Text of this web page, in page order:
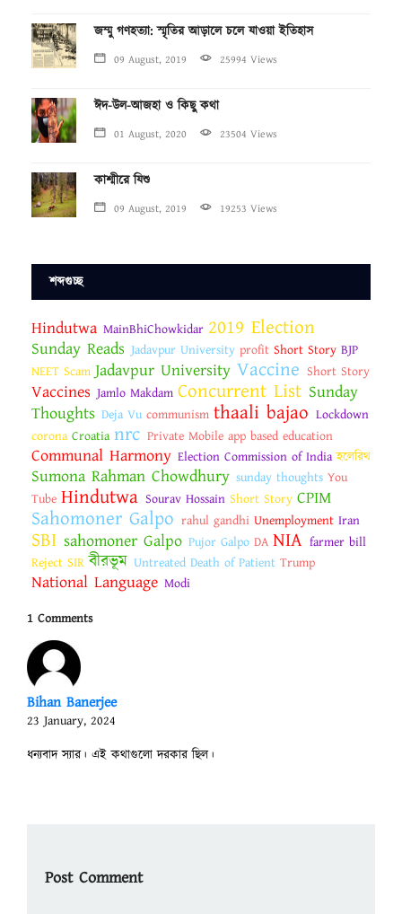
জম্মু গণহত্যা: স্মৃতির আড়ালে চলে যাওয়া ইতিহাস
09 August, 2019 25994 Views
ঈদ-উল-আজহা ও কিছু কথা
01 August, 2020 23504 Views
কাশ্মীরে যিশু
09 August, 2019 19253 Views
শব্দগুচ্ছ
Hindutwa MainBhiChowkidar 2019 Election
Sunday Reads Jadavpur University profit Short Story BJP
NEET Scam Jadavpur University Vaccine Short Story
Vaccines Jamlo Makdam Concurrent List Sunday
Thoughts Deja Vu communism thaali bajao Lockdown
corona Croatia nrc Private Mobile app based education
Communal Harmony Election Commission of India হলেরিথ
Sumona Rahman Chowdhury sunday thoughts You
Tube Hindutwa Sourav Hossain Short Story CPIM
Sahomoner Galpo rahul gandhi Unemployment Iran
SBI sahomoner Galpo Pujor Galpo DA NIA farmer bill
Reject SIR বীরভূম Untreated Death of Patient Trump
National Language Modi
1 Comments
Bihan Banerjee
23 January, 2024
ধন্যবাদ স্যার। এই কথাগুলো দরকার ছিল।
Post Comment